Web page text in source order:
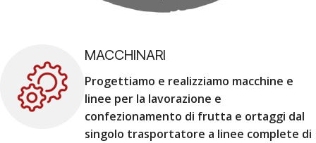
MACCHINARI
Progettiamo e realizziamo macchine e
linee per la lavorazione e
confezionamento di frutta e ortaggi dal
singolo trasportatore a linee complete di